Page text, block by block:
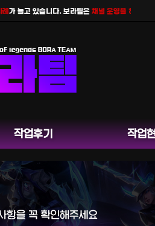
고 있습니다. 보라팀은채널 운영을 하지 않으며
작업후기 작업